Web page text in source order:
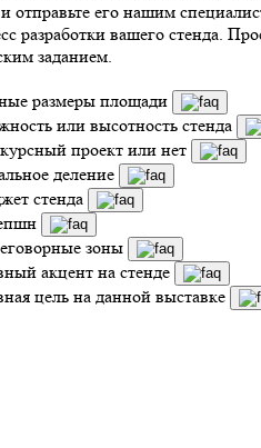
отправьте его нашим
разработки вашего стенда.
заданием.
размеры площади
или высотность стенда
проект или нет
деление
стенда
зоны
акцент на стенде
цель на данной выставке